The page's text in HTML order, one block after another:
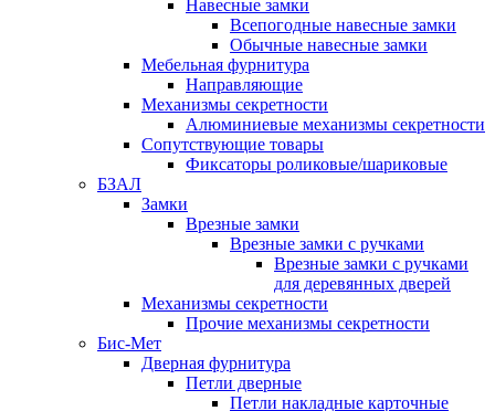
Навесные замки
Всепогодные навесные замки
Обычные навесные замки
Мебельная фурнитура
Направляющие
Механизмы секретности
Алюминиевые механизмы секретности
Сопутствующие товары
Фиксаторы роликовые/шариковые
БЗАЛ
Замки
Врезные замки
Врезные замки с ручками
Врезные замки с ручками
для деревянных дверей
Механизмы секретности
Прочие механизмы секретности
Бис-Мет
Дверная фурнитура
Петли дверные
Петли накладные карточные